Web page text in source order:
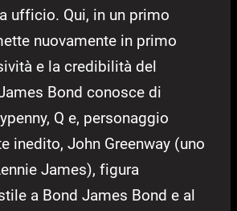
ufficio. Qui, in un primo
nuovamente in primo
e la credibilità del
Bond conosce di
Q e, personaggio
inedito, John Greenway (uno
James), figura
a Bond James Bond e al